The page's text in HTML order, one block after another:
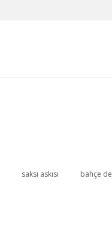
saksı askısı bahçe